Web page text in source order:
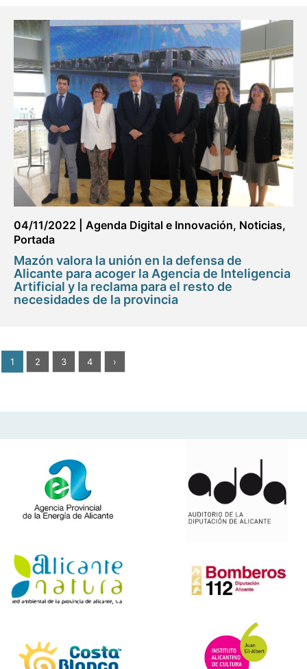
04/11/2022 Agenda Digital e Innovación, Noticias,
Portada
Mazón valora la unión en la defensa de
Alicante para acoger la Agencia de Inteligencia
Artificial y la reclama para el resto de
necesidades de la provincia
1 2 3 4 ›